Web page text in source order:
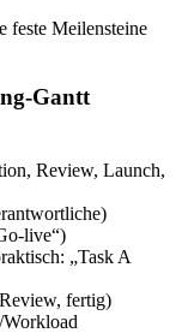
feste Meilensteine
Gantt
Review, Launch,
live“)
„Task A
fertig)